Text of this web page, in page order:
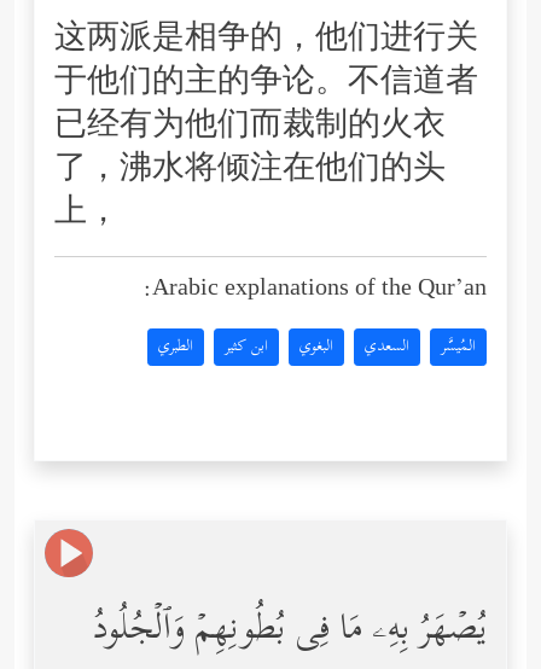
这两派是相争的，他们进行关
于他们的主的争论。不信道者
已经有为他们而裁制的火衣
了，沸水将倾注在他们的头
上，
Arabic explanations of the Qur’an:
المُيسَّر السعدي البغوي ابن كثير الطبري
یُصۡهَرُ بِهِۦ مَا فِی بُطُونِهِمۡ وَٱلۡجُلُودُ